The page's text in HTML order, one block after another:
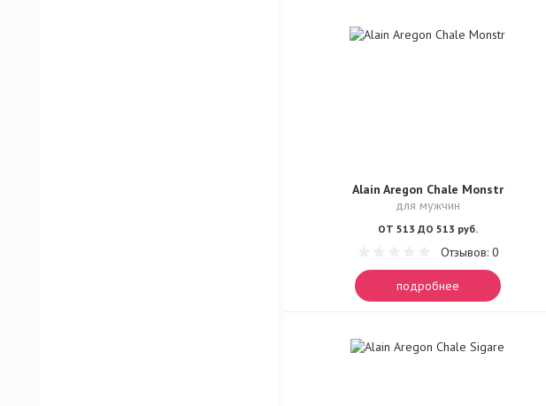
Alain Aregon Chale Monstr
для мужчин
ОТ 513 ДО 513 руб.
Отзывов: 0
подробнее